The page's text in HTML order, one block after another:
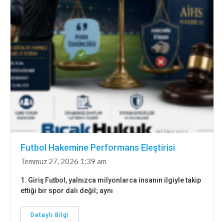
Futbol Hakemine Performans Eleştirisi
Temmuz 27, 2026 1:39 am
1. Giriş Futbol, yalnızca milyonlarca insanın ilgiyle takip
ettiği bir spor dalı değil; aynı
Detaylı Bilgi